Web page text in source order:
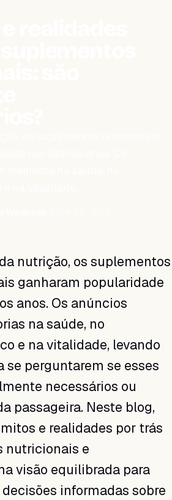
nutrição, os suplementos
ganharam popularidade
anos. Os anúncios
na saúde, no
e na vitalidade, levando
se perguntarem se esses
necessários ou
passageira. Neste blog,
e realidades por trás
nutricionais e
visão equilibrada para
informadas sobre